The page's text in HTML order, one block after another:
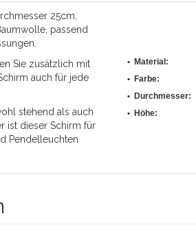
25cm,
passend
Sie zusätzlich mit
auch für jede
stehend als auch
ist dieser Schirm für
Pendelleuchten
• Material:
• Farbe:
• Durchmesser:
• Höhe: